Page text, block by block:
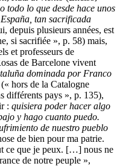
todo lo que desde hace unos
tan sacrificada
depuis plusieurs années, est
si sacrifiée », p. 58) mais,
et professeurs de
de Barcelone vivent
dominada por Franco
(« hors de la Catalogne
différents pays », p. 135),
: quisiera poder hacer algo
y hago cuanto puedo.
de nuestro pueblo
de bien pour ma patrie.
ce que je peux. […] nous ne
de notre peuple »,